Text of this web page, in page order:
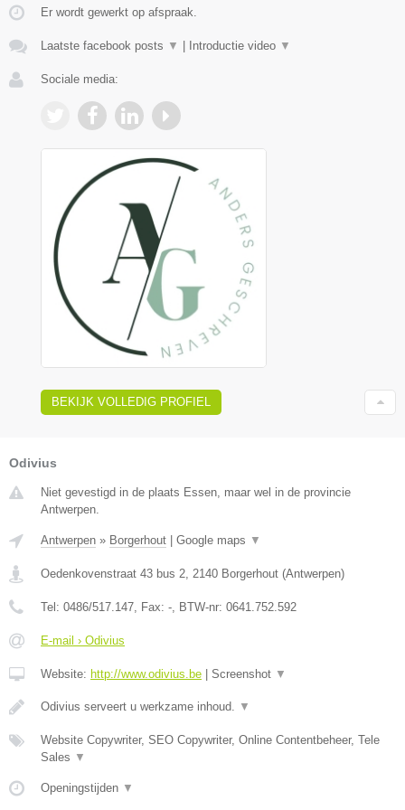
Er wordt gewerkt op afspraak.
Laatste facebook posts ▼ | Introductie video ▼
Sociale media:
BEKIJK VOLLEDIG PROFIEL
Odivius
Niet gevestigd in de plaats Essen, maar wel in de provincie
Antwerpen.
Antwerpen » Borgerhout | Google maps ▼
Oedenkovenstraat 43 bus 2 2140 Borgerhout (Antwerpen)
Tel: 0486/517.147 , Fax: - , BTW-nr: 0641.752.592
E-mail › Odivius
Website: http://www.odivius.be | Screenshot ▼
Odivius serveert u werkzame inhoud. ▼
Website Copywriter, SEO Copywriter, Online Contentbeheer, Tele
Sales ▼
Openingstijden ▼